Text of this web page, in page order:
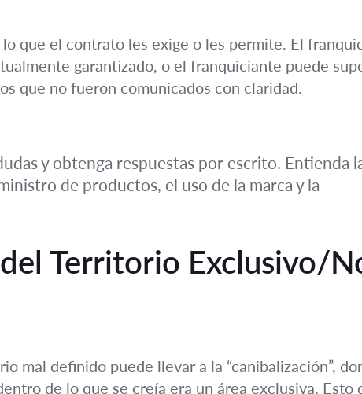
que el contrato les exige o les permite. El
garantizado, o el franquiciante puede
que no fueron comunicados con claridad.
y obtenga respuestas por escrito. Entienda
de productos, el uso de la marca y la
Territorio Exclusivo/
mal definido puede llevar a la “canibalización”,
de lo que se creía era un área exclusiva. Esto